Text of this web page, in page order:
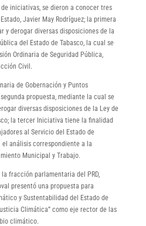
iniciativas, se dieron a conocer tres
Javier May Rodríguez; la primera
y derogar diversas disposiciones de la
del Estado de Tabasco, la cual se
Ordinaria de Seguridad Pública,
Civil.
de Gobernación y Puntos
propuesta, mediante la cual se
diversas disposiciones de la Ley de
la tercer Iniciativa tiene la finalidad
al Servicio del Estado de
análisis correspondiente a la
Municipal y Trabajo.
fracción parlamentaria del PRD,
presentó una propuesta para
y Sustentabilidad del Estado de
Climática” como eje rector de las
climático.